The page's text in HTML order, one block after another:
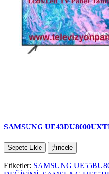
SAMSUNG
Sepete Ekle 力ncele
Etiketler: SAMSUNG